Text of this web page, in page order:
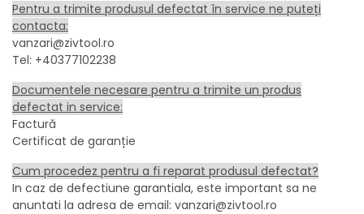
Pentru a trimite produsul defectat în service ne puteți
contacta:
vanzari@zivtool.ro
Tel: +40377102238
Documentele necesare pentru a trimite un produs
defectat in service:
Factură
Certificat de garanție
Cum procedez pentru a fi reparat produsul defectat?
In caz de defectiune garantiala, este important sa ne
anuntati la adresa de email: vanzari@zivtool.ro